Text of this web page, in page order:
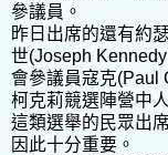
參議員。
昨日出席的還有約
世(Joseph
會參議員寇克(Paul
柯克莉競選陣營中
這類選舉的民眾出
因此十分重要。